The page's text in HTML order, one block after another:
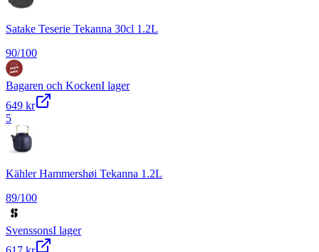
Satake Teserie Tekanna 30cl 1.2L
90/100
Bagaren och KockenI lager
649 kr
5
Kähler Hammershøi Tekanna 1.2L
89/100
SvenssonsI lager